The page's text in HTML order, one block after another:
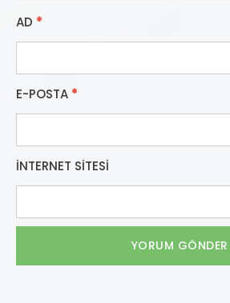
AD *
E-POSTA *
İNTERNET SITESI